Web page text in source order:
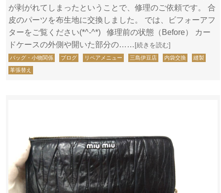
が剥がれてしまったということで、修理のご依頼です。 合
皮のパーツを布生地に交換しました。 では、ビフォーアフ
ターをご覧ください(*^-^*) 修理前の状態（Before） カー
ドケースの外側や開いた部分の…… [続きを読む]
バッグ・小物関係 ブログ リペアメニュー 三島伊豆店 内袋交換 縫製
革張替え